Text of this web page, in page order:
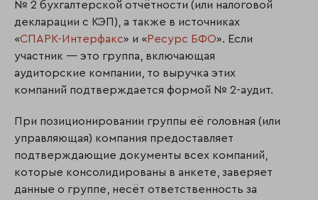
№ 2 бухгалтерской отчётности (или налоговой
декларации с КЭП), а также в источниках
«СПАРК-Интерфакс» и «Ресурс БФО». Если
участник — это группа, включающая
аудиторские компании, то выручка этих
компаний подтверждается формой № 2-аудит.
При позиционировании группы её головная (или
управляющая) компания предоставляет
подтверждающие документы всех компаний,
которые консолидированы в анкете, заверяет
данные о группе, несёт ответственность за